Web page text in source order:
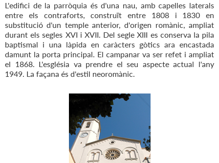
L'edifici de la parròquia és d'una nau, amb capelles laterals
entre els contraforts, construït entre 1808 i 1830 en
substitució d'un temple anterior, d'origen romànic, ampliat
durant els segles XVI i XVII. Del segle XIII es conserva la pila
baptismal i una làpida en caràcters gòtics ara encastada
damunt la porta principal. El campanar va ser refet i ampliat
el 1868. L'església va prendre el seu aspecte actual l'any
1949. La façana és d'estil neoromànic.